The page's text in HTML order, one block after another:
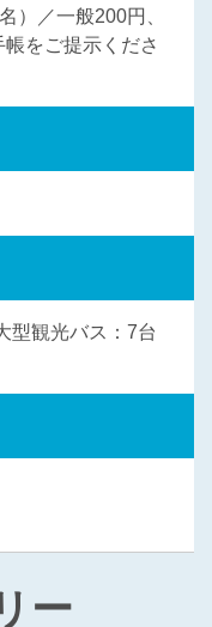
）／一般200円、
をご提示くださ
型観光バス：7台
ー